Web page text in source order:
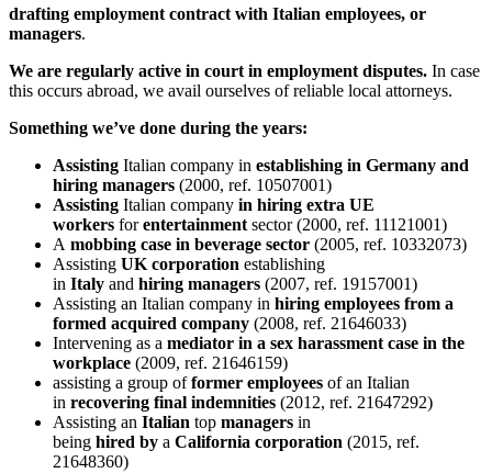
drafting employment contract with Italian employees, or
managers.
We are regularly active in court in employment disputes. In case
this occurs abroad, we avail ourselves of reliable local attorneys.
Something we’ve done during the years:
Assisting Italian company in establishing in Germany and
hiring managers (2000, ref. 10507001)
Assisting Italian company in hiring extra UE
workers forentertainment sector (2000, ref. 11121001)
A mobbing case in beverage sector (2005, ref. 10332073)
Assisting UK corporation establishing
in Italy and hiring managers (2007, ref. 19157001)
Assisting an Italian company in hiring employees from a
formed acquired company (2008, ref. 21646033)
Intervening as a mediator in a sex harassment case in the
workplace (2009, ref. 21646159)
assisting a group offormer employees of an Italian
in recovering final indemnities (2012, ref. 21647292)
Assisting an Italian top managers in
being hired by a California corporation (2015, ref.
21648360)